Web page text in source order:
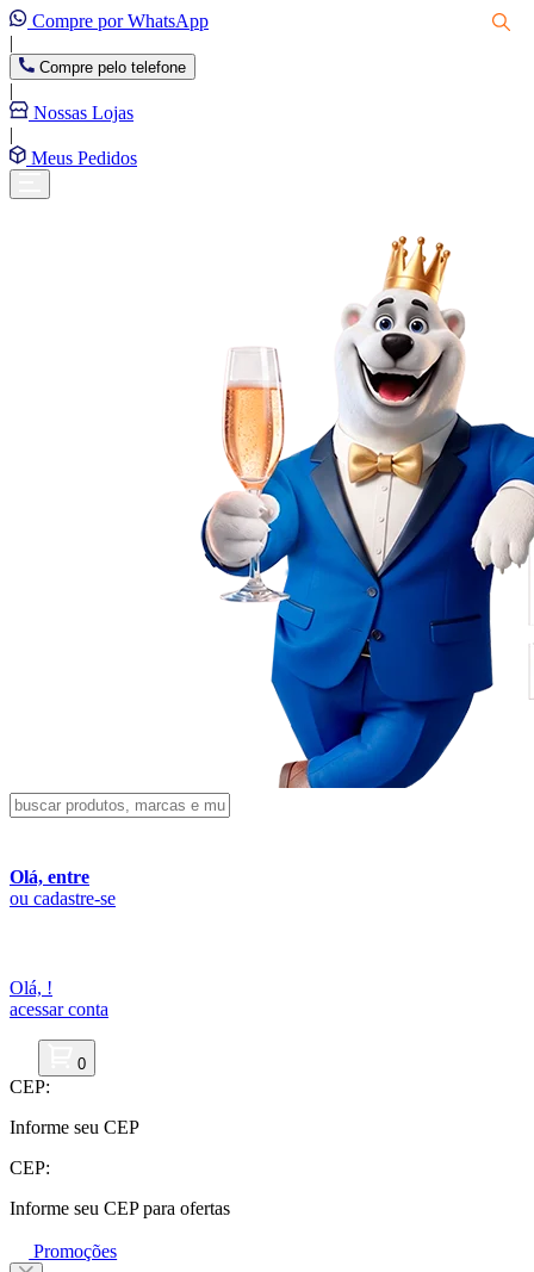
Compre por WhatsApp
|
Compre pelo telefone
|
Nossas Lojas
|
Meus Pedidos
Olá, entre
ou cadastre-se
Olá, !
acessar conta
0
CEP:
Informe seu CEP
CEP:
Informe seu CEP para ofertas
Promoções